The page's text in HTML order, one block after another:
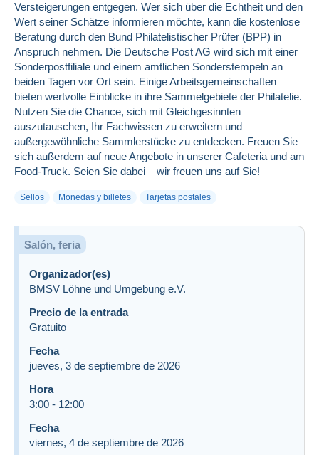
Versteigerungen entgegen. Wer sich über die Echtheit und den
Wert seiner Schätze informieren möchte, kann die kostenlose
Beratung durch den Bund Philatelistischer Prüfer (BPP) in
Anspruch nehmen. Die Deutsche Post AG wird sich mit einer
Sonderpostfiliale und einem amtlichen Sonderstempeln an
beiden Tagen vor Ort sein. Einige Arbeitsgemeinschaften
bieten wertvolle Einblicke in ihre Sammelgebiete der Philatelie.
Nutzen Sie die Chance, sich mit Gleichgesinnten
auszutauschen, Ihr Fachwissen zu erweitern und
außergewöhnliche Sammlerstücke zu entdecken. Freuen Sie
sich außerdem auf neue Angebote in unserer Cafeteria und am
Food-Truck. Seien Sie dabei – wir freuen uns auf Sie!
Sellos Monedas y billetes Tarjetas postales
Salón, feria
Organizador(es)
BMSV Löhne und Umgebung e.V.
Precio de la entrada
Gratuito
Fecha
jueves, 3 de septiembre de 2026
Hora
3:00 - 12:00
Fecha
viernes, 4 de septiembre de 2026